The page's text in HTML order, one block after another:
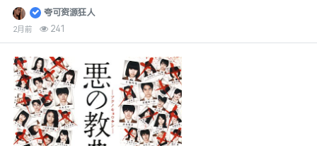
夸可资源狂人
2月前 241